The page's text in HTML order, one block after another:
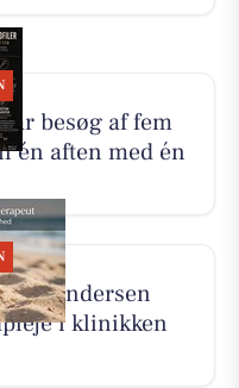
besøg af fem
én aften med én
Andersen
i klinikken